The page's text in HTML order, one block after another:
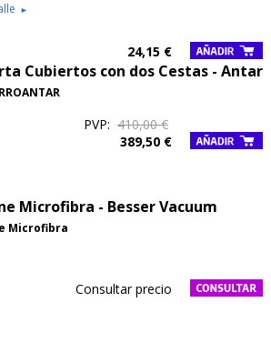
►
24,15 €
Cubiertos con dos Cestas - Antar
PVP: 410,00 €
389,50 €
Microfibra - Besser Vacuum
Microfibra
Consultar precio